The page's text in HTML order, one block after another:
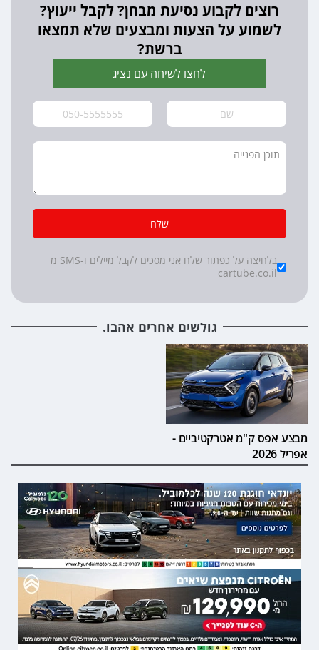
רוצים לקבוע נסיעת מבחן? לקבל ייעוץ?
לשמוע על הצעות ומבצעים שלא תמצאו
ברשת?
לחצו לשיחה עם נציג
שלח
Checkboxes
*
בלחיצה על כפתור שלח אני מסכים לקבל מיילים ו-SMS מ
cartube.co.il
גולשים אחרים אהבו.
מבצע אפס ק"מ אטרקטיביים -
אפריל 2026